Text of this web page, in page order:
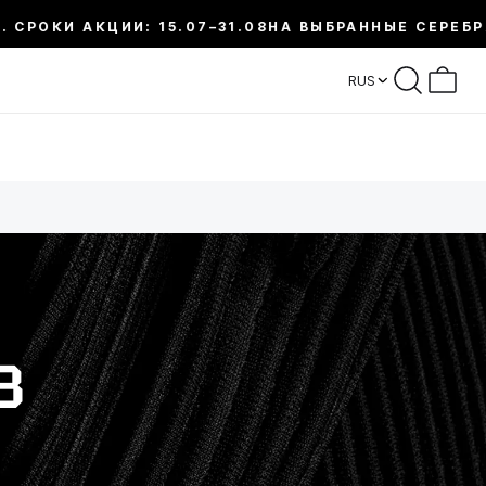
15.07–31.08 НА ВЫБРАННЫЕ СЕРЕБРЯНЫЕ
RUS